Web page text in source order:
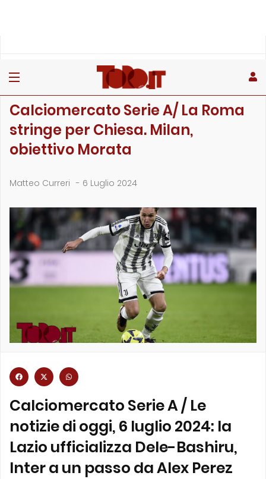
Calciomercato Serie A/ La Roma
stringe per Chiesa. Milan,
obiettivo Morata
Matteo Curreri - 6 Luglio 2024
Calciomercato Serie A / Le
notizie di oggi, 6 luglio 2024: la
Lazio ufficializza Dele-Bashiru,
Inter a un passo da Alex Perez